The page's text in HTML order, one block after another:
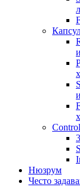
Нюзрум
Често